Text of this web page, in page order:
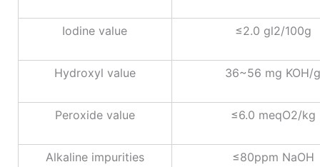
Iodine value ≤2.0 gl2/100g
Hydroxyl value 36~56 mg KOH/
Peroxide value ≤6.0 meqO2/kg
Alkaline impurities ≤80ppm NaOH